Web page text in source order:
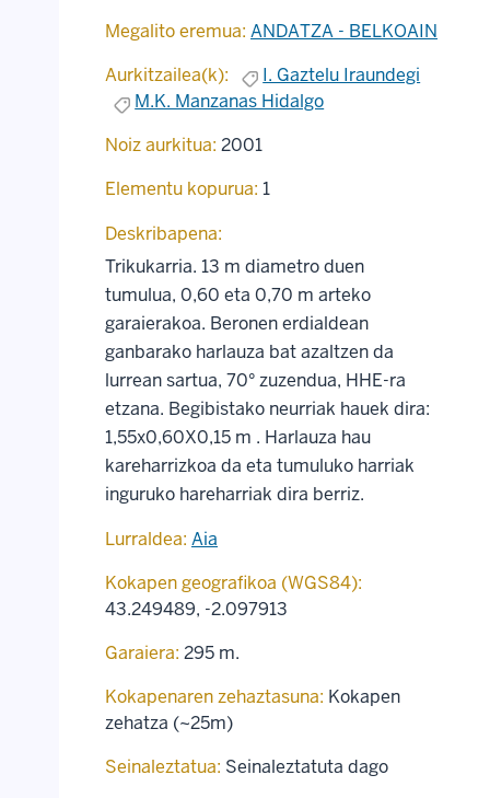
Megalito eremua: ANDATZA - BELKOAIN
Aurkitzailea(k):
I. Gaztelu Iraundegi
M.K. Manzanas Hidalgo
Noiz aurkitua: 2001
Elementu kopurua: 1
Deskribapena:
Trikukarria. 13 m diametro duen
tumulua, 0,60 eta 0,70 m arteko
garaierakoa. Beronen erdialdean
ganbarako harlauza bat azaltzen da
lurrean sartua, 70° zuzendua, HHE-ra
etzana. Begibistako neurriak hauek dira:
1,55x0,60X0,15 m . Harlauza hau
kareharrizkoa da eta tumuluko harriak
inguruko hareharriak dira berriz.
Lurraldea: Aia
Kokapen geografikoa (WGS84):
43.249489, -2.097913
Garaiera: 295 m.
Kokapenaren zehaztasuna: Kokapen
zehatza (~25m)
Seinaleztatua: Seinaleztatuta dago